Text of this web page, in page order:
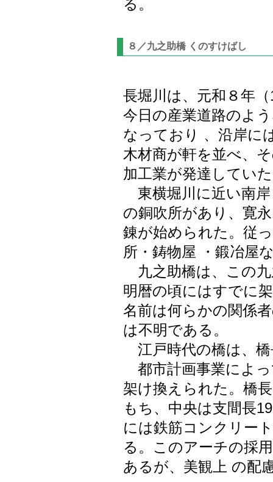
る。
８／九之助橋 くのすけばし
長堀川は、元和８年
今日の産業道路のよ
なっており 、沿岸に
木材商が軒を並べ、
加工業が発達してい
東横堀川に近い南岸
の銅吹所があり、寛
錬が始められた。従
所・鋳物屋 ・鍛冶屋
九之助橋は、この
明暦の頃にはすでに
名前は何らかの関係
は不明である。
江戸時代の橋は、橋
都市計画事業によ
架け換えられた。橋
もち、中央は支間長
には鉄筋コンクリー
る。このアーチの採
あるが、美観上 の配